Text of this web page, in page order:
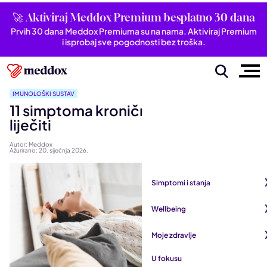
🚀 Aktiviraj Meddox Premium besplatno 30 dana
Prvih 30 dana Meddox Premiuma su na nama. Aktiviraj Premium
i isprobaj sve pogodnosti bez troška.
Simptomi i stanja
Bubrezi i mokraćni sustav
Dišni sustav
Wellbeing
Moje zdravlje
Pogledaj sve iz kategorije
U fokusu
IMUNOLOŠKI SUSTAV
11 simptoma kronične upale i kako ih
liječiti
Autor: Meddox
Ažurirano: 20. siječnja 2026.